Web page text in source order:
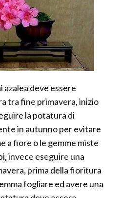
azalea deve essere
tra fine primavera, inizio
la potatura di
in autunno per evitare
a fiore o le gemme miste
invece eseguire una
prima della fioritura
fogliare ed avere una